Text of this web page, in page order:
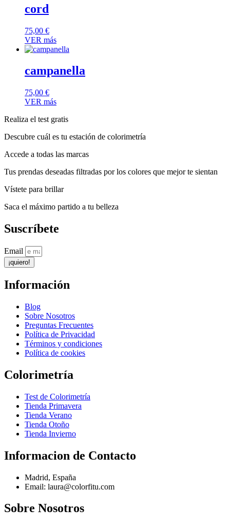
cord
75,00 €
VER más
campanella
75,00 €
VER más
Realiza el test gratis
Descubre cuál es tu estación de colorimetría
Accede a todas las marcas
Tus prendas deseadas filtradas por los colores que mejor te sientan
Vístete para brillar
Saca el máximo partido a tu belleza
Suscríbete
Email
¡quiero!
Información
Blog
Sobre Nosotros
Preguntas Frecuentes
Política de Privacidad
Términos y condiciones
Política de cookies
Colorimetría
Test de Colorimetría
Tienda Primavera
Tienda Verano
Tienda Otoño
Tienda Invierno
Informacion de Contacto
Madrid, España
Email: laura@colorfitu.com
Sobre Nosotros